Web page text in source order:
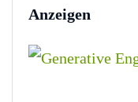
Anzeigen